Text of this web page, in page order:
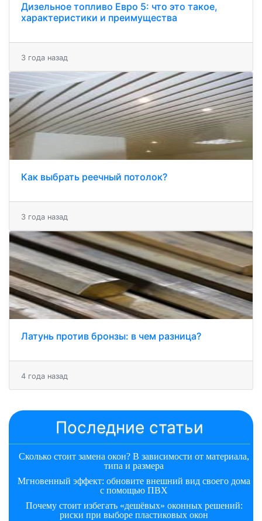
Дизельное топливо Евро 5: что это такое,
характеристики и преимущества
3 года назад
Как выбрать реечный потолок?
3 года назад
Латунь против бронзы: в чем разница?
4 года назад
Последние статьи
Сколько стоит замена окон? В зависимости от материала,
типа и размера
Мгновенный эффект: обновите внешний вид своего дома
с помощью ПВХ
Почему стоит избегать «дешёвых» оконных решений:
риски при выборе пластиковых окон